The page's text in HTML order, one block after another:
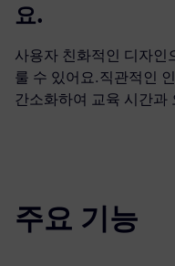
요.
사용자 친화적인 디자인
룰 수 있어요.직관적인
간소화하여 교육 시간과
주요 기능